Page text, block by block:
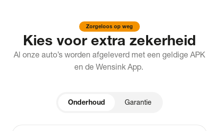
Zorgeloos op weg
Kies voor extra zekerheid
Al onze auto’s worden afgeleverd met een geldige APK
en de Wensink App.
Onderhoud Garantie